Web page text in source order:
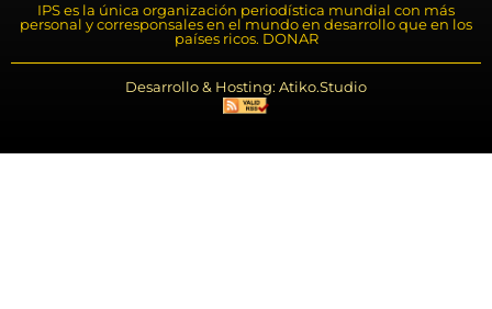
IPS es la única organización periodística mundial con más
personal y corresponsales en el mundo en desarrollo que en los
países ricos. DONAR
Desarrollo & Hosting: Atiko.Studio